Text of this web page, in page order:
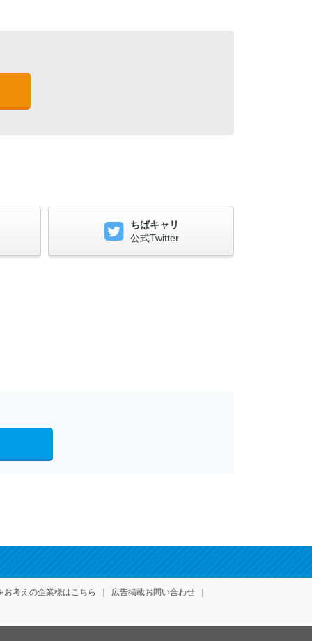
ちばキャリ
公式Twitter
お考えの企業様はこちら 広告掲載お問い合わせ